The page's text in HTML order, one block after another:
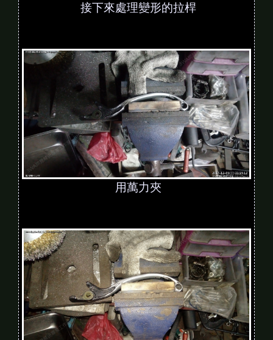
接下來處理變形的拉桿
用萬力夾